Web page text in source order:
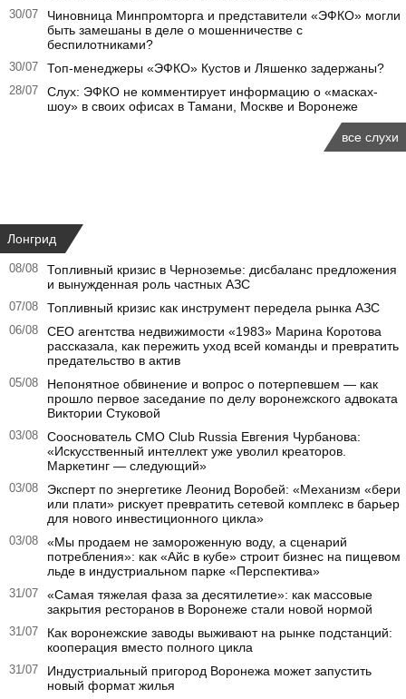
30/07
Чиновница Минпромторга и представители «ЭФКО» могли
быть замешаны в деле о мошенничестве с
беспилотниками?
30/07 Топ-менеджеры «ЭФКО» Кустов и Ляшенко задержаны?
28/07
Слух: ЭФКО не комментирует информацию о «масках-
шоу» в своих офисах в Тамани, Москве и Воронеже
все слухи
Лонгрид
08/08
Топливный кризис в Черноземье: дисбаланс предложения
и вынужденная роль частных АЗС
07/08 Топливный кризис как инструмент передела рынка АЗС
06/08
CEO агентства недвижимости «1983» Марина Коротова
рассказала, как пережить уход всей команды и превратить
предательство в актив
05/08
Непонятное обвинение и вопрос о потерпевшем — как
прошло первое заседание по делу воронежского адвоката
Виктории Стуковой
03/08
Сооснователь CMO Club Russia Евгения Чурбанова:
«Искусственный интеллект уже уволил креаторов.
Маркетинг — следующий»
03/08
Эксперт по энергетике Леонид Воробей: «Механизм «бери
или плати» рискует превратить сетевой комплекс в барьер
для нового инвестиционного цикла»
03/08
«Мы продаем не замороженную воду, а сценарий
потребления»: как «Айс в кубе» строит бизнес на пищевом
льде в индустриальном парке «Перспектива»
31/07
«Самая тяжелая фаза за десятилетие»: как массовые
закрытия ресторанов в Воронеже стали новой нормой
31/07
Как воронежские заводы выживают на рынке подстанций:
кооперация вместо полного цикла
31/07
Индустриальный пригород Воронежа может запустить
новый формат жилья